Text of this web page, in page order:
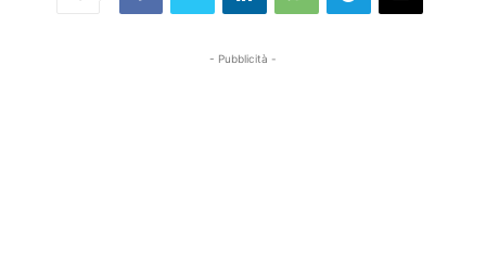
- Pubblicità -